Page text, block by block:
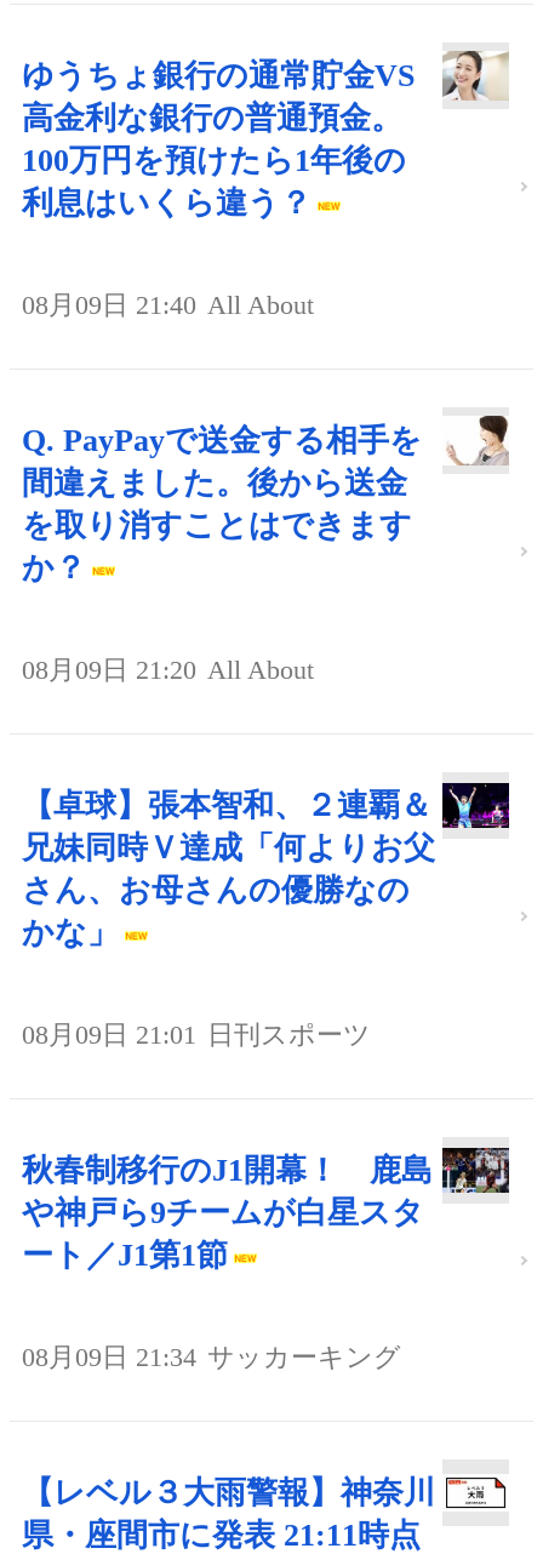
ゆうちょ銀行の通常貯金VS
高金利な銀行の普通預金。
100万円を預けたら1年後の
利息はいくら違う？
08月09日 21:40 All About
Q. PayPayで送金する相手を
間違えました。後から送金
を取り消すことはできます
か？
08月09日 21:20 All About
【卓球】張本智和、２連覇＆
兄妹同時Ｖ達成「何よりお父
さん、お母さんの優勝なの
かな」
08月09日 21:01 日刊スポーツ
秋春制移行のJ1開幕！ 鹿島
や神戸ら9チームが白星スタ
ート／J1第1節
08月09日 21:34 サッカーキング
【レベル３大雨警報】神奈川
県・座間市に発表 21:11時点